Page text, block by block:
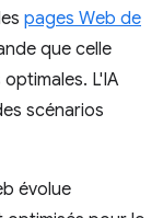
pages Web de
que celle
L'IA
scénarios
évolue